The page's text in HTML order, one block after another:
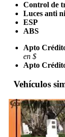
Control de
Luces anti
ESP
ABS
Apto
en $
Apto
Vehículos